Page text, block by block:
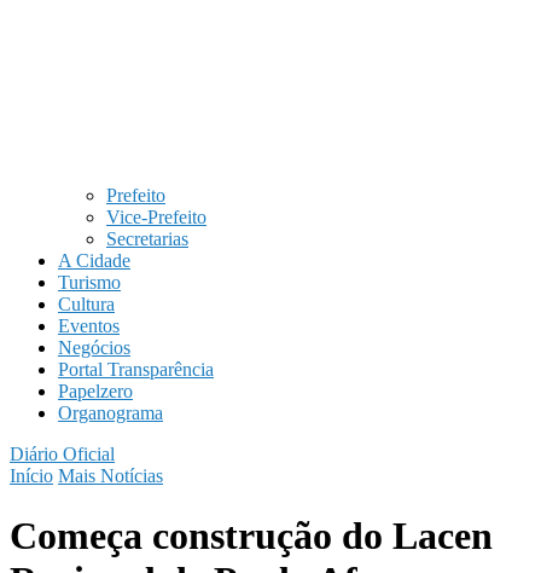
Prefeito
Vice-Prefeito
Secretarias
A Cidade
Turismo
Cultura
Eventos
Negócios
Portal Transparência
Papelzero
Organograma
Diário Oficial
Início Mais Notícias
Começa construção do Lacen